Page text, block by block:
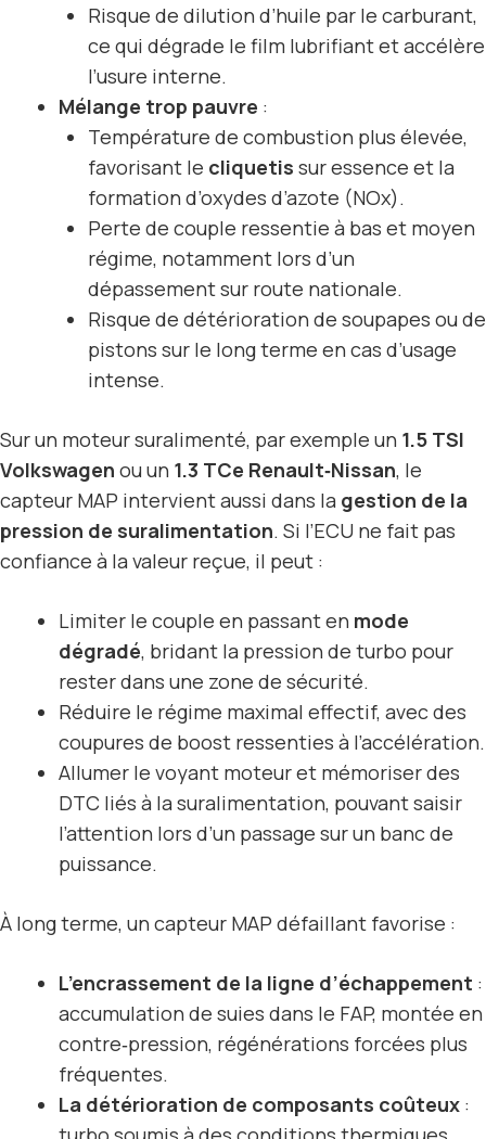
Risque de dilution d’huile par le carburant,
ce qui dégrade le film lubrifiant et accélère
l’usure interne.
Mélange trop pauvre :
Température de combustion plus élevée,
favorisant le cliquetis sur essence et la
formation d’oxydes d’azote (NOx).
Perte de couple ressentie à bas et moyen
régime, notamment lors d’un
dépassement sur route nationale.
Risque de détérioration de soupapes ou de
pistons sur le long terme en cas d’usage
intense.
Sur un moteur suralimenté, par exemple un 1.5 TSI
Volkswagen ou un 1.3 TCe Renault‑Nissan, le
capteur MAP intervient aussi dans la gestion de la
pression de suralimentation. Si l’ECU ne fait pas
confiance à la valeur reçue, il peut :
Limiter le couple en passant en mode
dégradé, bridant la pression de turbo pour
rester dans une zone de sécurité.
Réduire le régime maximal effectif, avec des
coupures de boost ressenties à l’accélération.
Allumer le voyant moteur et mémoriser des
DTC liés à la suralimentation, pouvant saisir
l’attention lors d’un passage sur un banc de
puissance.
À long terme, un capteur MAP défaillant favorise :
L’encrassement de la ligne d’échappement :
accumulation de suies dans le FAP, montée en
contre‑pression, régénérations forcées plus
fréquentes.
La détérioration de composants coûteux :